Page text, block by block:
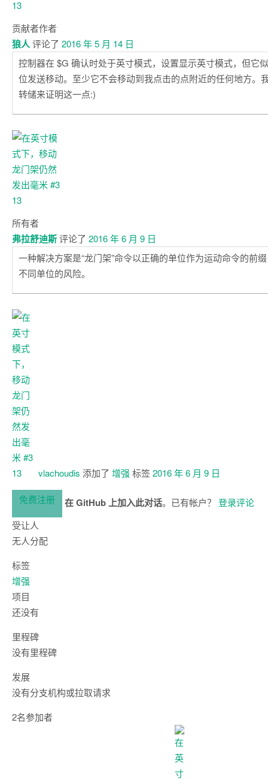
贡献者作者
狼人评论了 2016 年 5 月 14 日
控制器在 $G 确认时处于英寸模式，设置显示英寸模式，但它
位发送移动。至少它不会移动到我点击的点附近的任何地方。
转储来证明这一点:)
所有者
弗拉舒迪斯评论了 2016 年 6 月 9 日
一种解决方案是“龙门架”命令以正确的单位作为运动命令的前
不同单位的风险。
vlachoudis 添加了 增强 标签2016 年 6 月 9 日
免费注册 在 GitHub 上加入此对话。已有帐户？ 登录评论
受让人
无人分配
标签
增强
项目
还没有
里程碑
没有里程碑
发展
没有分支机构或拉取请求
2名参加者